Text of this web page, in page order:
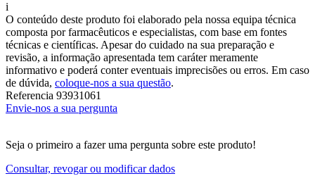
i
O conteúdo deste produto foi elaborado pela nossa equipa técnica
composta por farmacêuticos e especialistas, com base em fontes
técnicas e científicas. Apesar do cuidado na sua preparação e
revisão, a informação apresentada tem caráter meramente
informativo e poderá conter eventuais imprecisões ou erros. Em caso
de dúvida, coloque-nos a sua questão.
Referencia 93931061
Envie-nos a sua pergunta
Seja o primeiro a fazer uma pergunta sobre este produto!
Consultar, revogar ou modificar dados